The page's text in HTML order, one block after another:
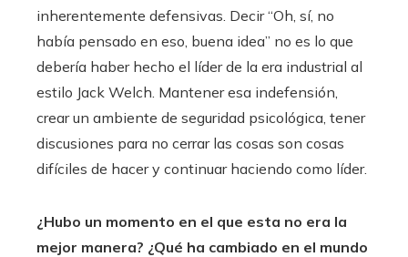
inherentemente defensivas. Decir “Oh, sí, no
había pensado en eso, buena idea” no es lo que
debería haber hecho el líder de la era industrial al
estilo Jack Welch. Mantener esa indefensión,
crear un ambiente de seguridad psicológica, tener
discusiones para no cerrar las cosas son cosas
difíciles de hacer y continuar haciendo como líder.
¿Hubo un momento en el que esta no era la
mejor manera? ¿Qué ha cambiado en el mundo